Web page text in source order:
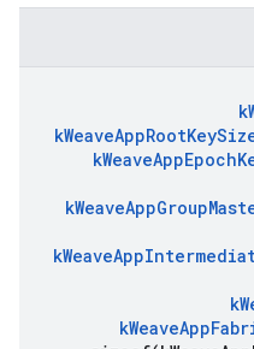
k
kWeaveAppRootKey
kWeaveAppEpoch
kWeaveAppGroup
kWeaveApp
k
kWeaveApp